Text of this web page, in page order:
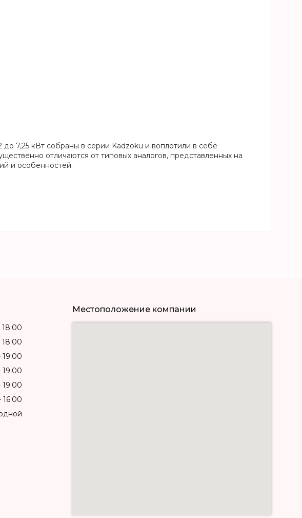
7,25 кВт собраны в серии Kadzoku и воплотили в себе
отличаются от типовых аналогов, представленных на
и особенностей.
18:00
18:00
19:00
19:00
19:00
16:00
Местоположение компании